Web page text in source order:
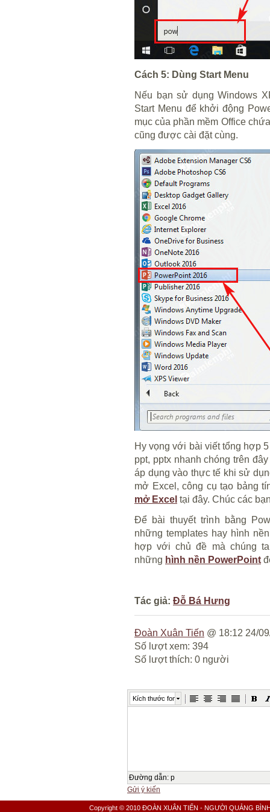
Cách 5: Dùng Start Menu
Nếu bạn sử dụng Windows
Start Menu để khởi động
mục của phần mềm Office
cũng được cài đặt cùng.
Hy vọng với bài viết tổng hợp
ppt, pptx nhanh chóng trên
áp dụng vào thực tế khi sử
mở Excel, công cụ tạo bảng
mở Excel tại đây. Chúc các
Để bài thuyết trình bằng
những templates hay hình
hợp với chủ đề mà chúng
những hình nền PowerPoint
Tác giả: Đỗ Bá Hưng
Đoàn Xuân Tiến @ 18:12 24/
Số lượt xem: 394
Số lượt thích: 0 người
Kích thước font
Đường dẫn: p
Gửi ý kiến
Copyright © 2010 ĐOÀN XUÂN TIẾN - NGƯỜI QUẢNG